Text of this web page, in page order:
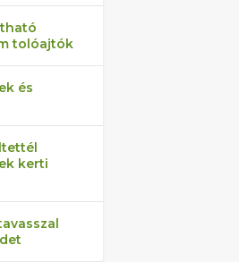
tolóajtók
és
kerti